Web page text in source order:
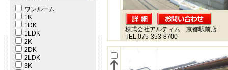
ワンルーム
1K
1DK
1LDK
2K
2DK
2LDK
3K
株式会社アルティム 京都駅前店
TEL.075-353-8700